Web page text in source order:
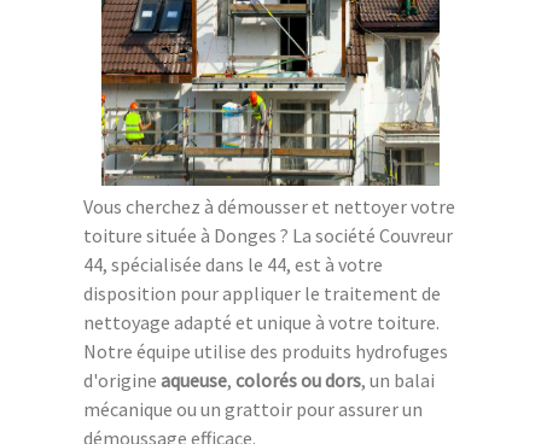
Vous cherchez à démousser et nettoyer votre
toiture située à Donges ? La société Couvreur
44, spécialisée dans le 44, est à votre
disposition pour appliquer le traitement de
nettoyage adapté et unique à votre toiture.
Notre équipe utilise des produits hydrofuges
d'origine aqueuse, colorés ou dors, un balai
mécanique ou un grattoir pour assurer un
démoussage efficace.